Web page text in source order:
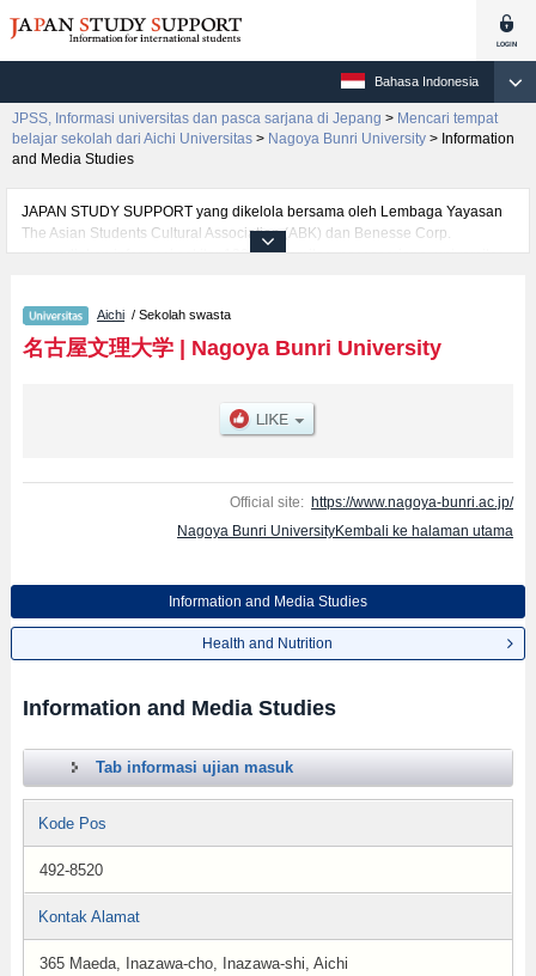
Bahasa Indonesia
JPSS, Informasi universitas dan pasca sarjana di Jepang > Mencari tempat
belajar sekolah dari Aichi Universitas > Nagoya Bunri University > Information
and Media Studies
JAPAN STUDY SUPPORT yang dikelola bersama oleh Lembaga Yayasan
The Asian Students Cultural Association (ABK) dan Benesse Corp.
menyediakan informasi sekitar 1300 universitas, pascasarjana, universitas
informasi per fakultas seperti Fakultas Information and Media
StudiesatauFakultas Health and Nutrition, serta berbagai informasi yang
berguna bagi mahasiswa(i) mancanegara seperti kuota untuk jumlah
informasi mengenai ujian masuk, prasarana kampus, akses jalan, dan
lainnya. Silakan memanfaatkannya.
Aichi / Sekolah swasta
名古屋文理大学| Nagoya Bunri University
Official site: https://www.nagoya-bunri.ac.jp/
Nagoya Bunri UniversityKembali ke halaman utama
Information and Media Studies
Health and Nutrition
Information and Media Studies
Tab informasi ujian masuk
Kode Pos
492-8520
Kontak Alamat
365 Maeda, Inazawa-cho, Inazawa-shi, Aichi